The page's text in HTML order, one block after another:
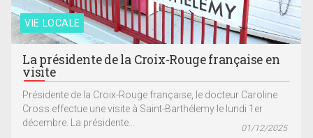
VIE LOCALE
La présidente de la Croix-Rouge française en
visite
Présidente de la Croix-Rouge française, le docteur Caroline
Cross effectue une visite à Saint-Barthélemy le lundi 1er
décembre. La présidente...
01/12/2025